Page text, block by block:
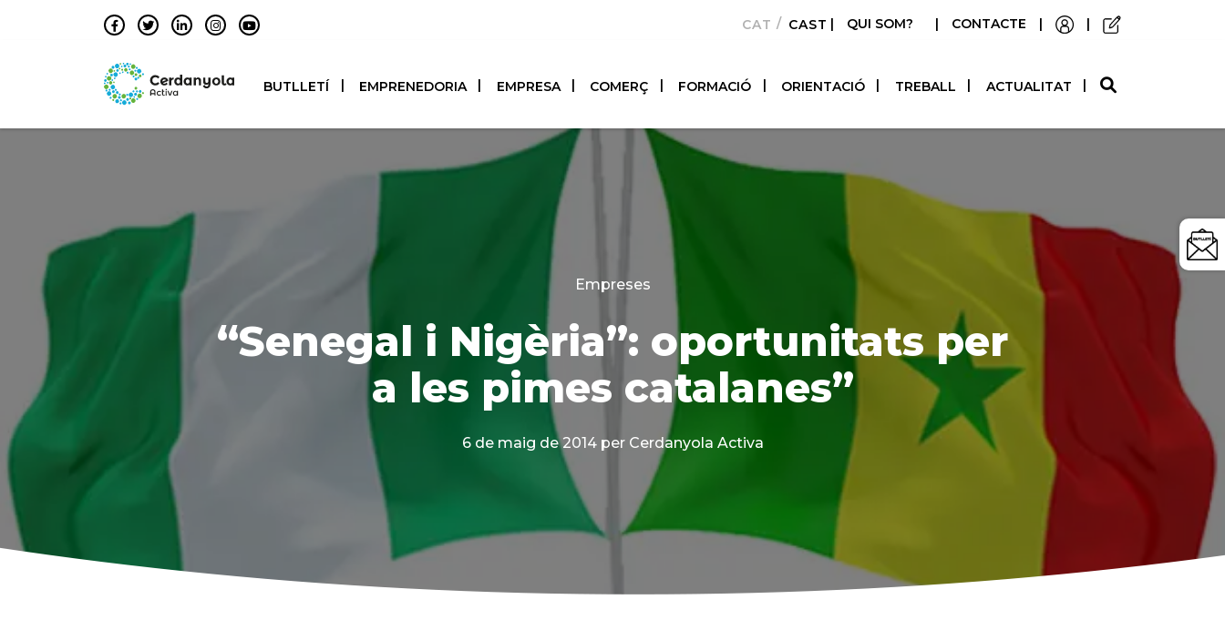
CATALÀCASTELLANO
| QUI SOM? | CONTACTE | |
BUTLLETÍ EMPRENEDORIA EMPRESA COMERÇ FORMACIÓ ORIENTACIÓ TREBALL ACTUALITAT
Categories
Empreses
“Senegal i Nigèria”: oportunitats per
a les pimes catalanes”
6 de maig de 2014 per Cerdanyola Activa